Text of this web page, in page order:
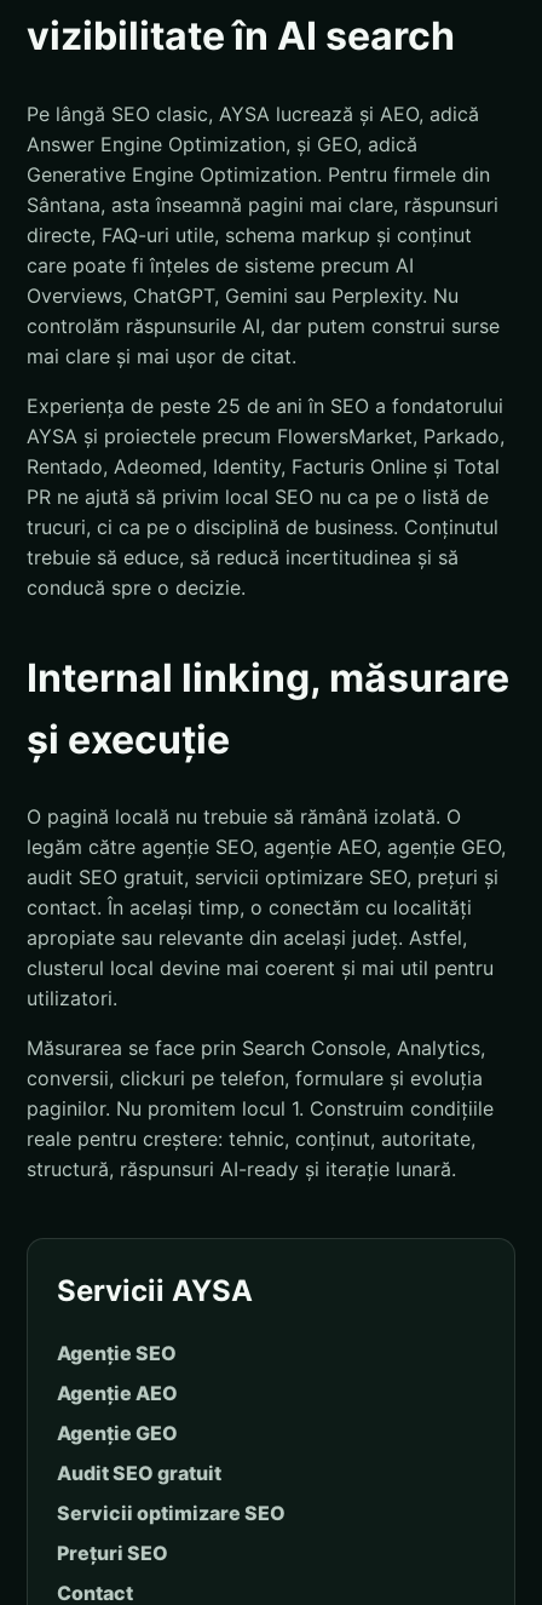
vizibilitate în AI search
Pe lângă SEO clasic, AYSA lucrează și AEO, adică
Answer Engine Optimization, și GEO, adică
Generative Engine Optimization. Pentru firmele din
Sântana, asta înseamnă pagini mai clare, răspunsuri
directe, FAQ-uri utile, schema markup și conținut
care poate fi înțeles de sisteme precum AI
Overviews, ChatGPT, Gemini sau Perplexity. Nu
controlăm răspunsurile AI, dar putem construi surse
mai clare și mai ușor de citat.
Experiența de peste 25 de ani în SEO a fondatorului
AYSA și proiectele precum FlowersMarket, Parkado,
Rentado, Adeomed, Identity, Facturis Online și Total
PR ne ajută să privim local SEO nu ca pe o listă de
trucuri, ci ca pe o disciplină de business. Conținutul
trebuie să educe, să reducă incertitudinea și să
conducă spre o decizie.
Internal linking, măsurare
și execuție
O pagină locală nu trebuie să rămână izolată. O
legăm către agenție SEO, agenție AEO, agenție GEO,
audit SEO gratuit, servicii optimizare SEO, prețuri și
contact. În același timp, o conectăm cu localități
apropiate sau relevante din același județ. Astfel,
clusterul local devine mai coerent și mai util pentru
utilizatori.
Măsurarea se face prin Search Console, Analytics,
conversii, clickuri pe telefon, formulare și evoluția
paginilor. Nu promitem locul 1. Construim condițiile
reale pentru creștere: tehnic, conținut, autoritate,
structură, răspunsuri AI-ready și iterație lunară.
Servicii AYSA
Agenție SEO
Agenție AEO
Agenție GEO
Audit SEO gratuit
Servicii optimizare SEO
Prețuri SEO
Contact